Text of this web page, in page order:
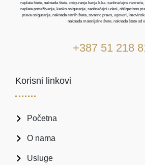
naplata štete, naknada štete, osiguranje banja luka, saobraćajne
naplata potraživanja, kasko osiguranje, saobraćajni udesi, obligaciono
prava osiguranja, naknada ratnih šteta, stvarno pravo, ugovori,
naknada materijalne štete, naknada štete od
+387 51 218
Korisni linkovi
Početna
O nama
Usluge